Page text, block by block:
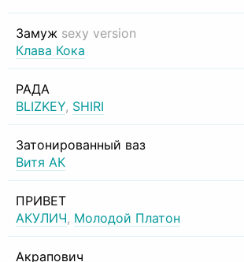
Замуж sexy version
Клава Кока
РАДА
BLIZKEY, SHIRI
Затонированный ваз
Витя АК
ПРИВЕТ
АКУЛИЧ, Молодой Платон
Акрапович